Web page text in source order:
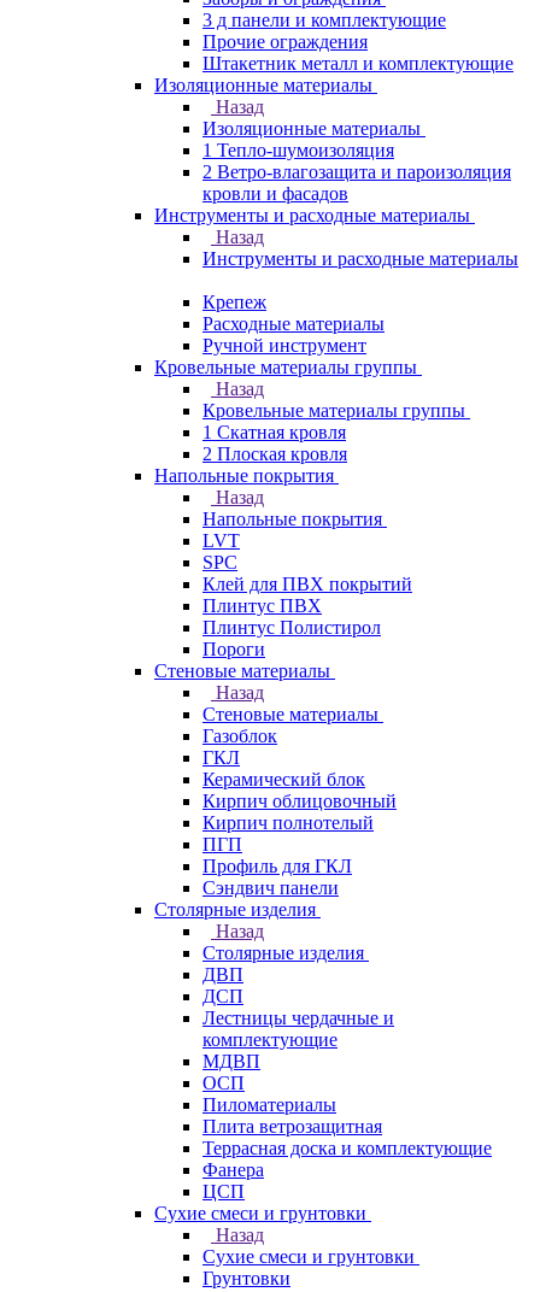
3 д панели и комплектующие
Прочие ограждения
Штакетник металл и комплектующие
Изоляционные материалы
Назад
Изоляционные материалы
1 Тепло-шумоизоляция
2 Ветро-влагозащита и пароизоляция
кровли и фасадов
Инструменты и расходные материалы
Назад
Инструменты и расходные материалы
Крепеж
Расходные материалы
Ручной инструмент
Кровельные материалы группы
Назад
Кровельные материалы группы
1 Скатная кровля
2 Плоская кровля
Напольные покрытия
Назад
Напольные покрытия
LVT
SPC
Клей для ПВХ покрытий
Плинтус ПВХ
Плинтус Полистирол
Пороги
Стеновые материалы
Назад
Стеновые материалы
Газоблок
ГКЛ
Керамический блок
Кирпич облицовочный
Кирпич полнотелый
ПГП
Профиль для ГКЛ
Сэндвич панели
Столярные изделия
Назад
Столярные изделия
ДВП
ДСП
Лестницы чердачные и
комплектующие
МДВП
ОСП
Пиломатериалы
Плита ветрозащитная
Террасная доска и комплектующие
Фанера
ЦСП
Сухие смеси и грунтовки
Назад
Сухие смеси и грунтовки
Грунтовки